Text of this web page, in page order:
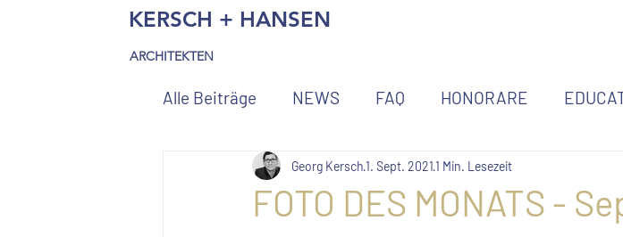
KERSCH + HANSEN
ARCHITEKTEN
Alle Beiträge NEWS FAQ HONORARE
FOTO DES MONATS -
Georg Kersch1. Sept. 20211 Min. Lesezeit